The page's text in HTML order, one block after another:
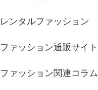
レンタルファッション
ファッション通販サイト
ファッション関連コラム